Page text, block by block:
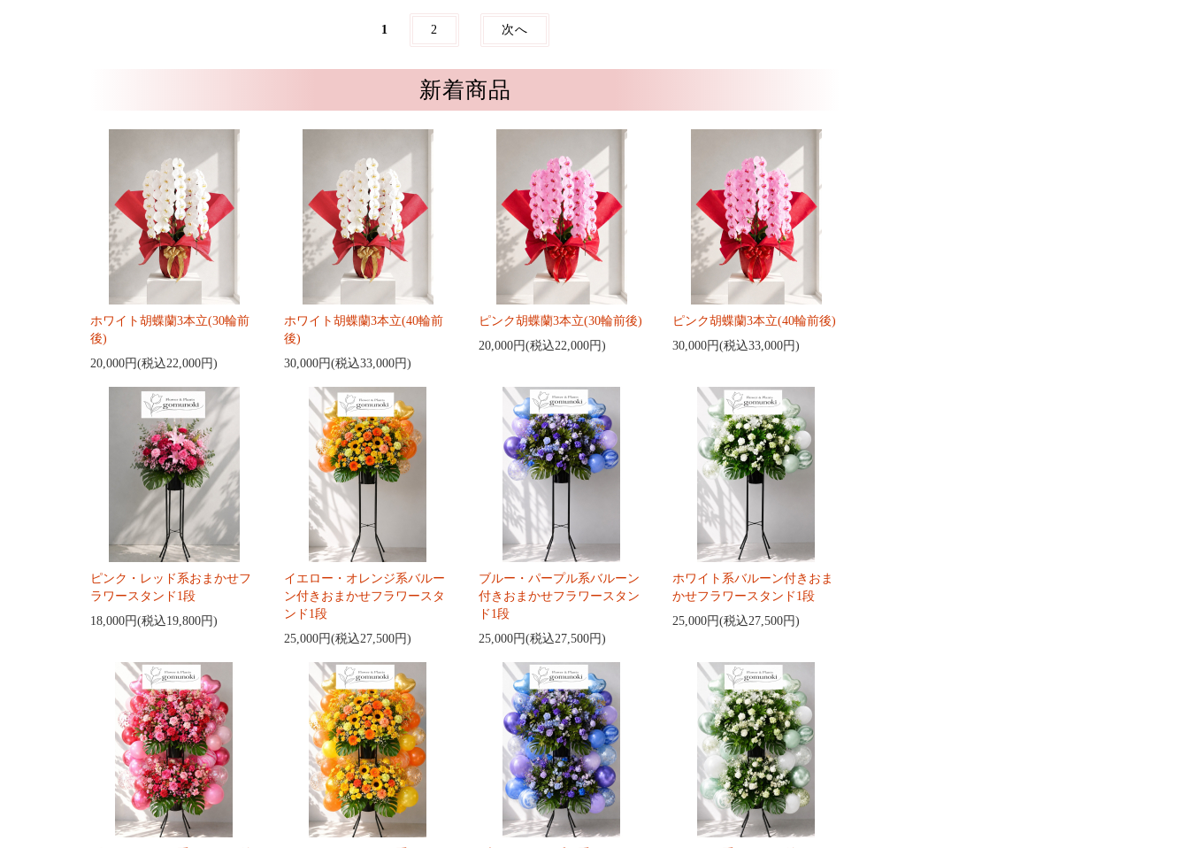
1 2 次へ
新着商品
ホワイト胡蝶蘭3本立(30輪前
後)
20,000円(税込22,000円)
ホワイト胡蝶蘭3本立(40輪前
後)
30,000円(税込33,000円)
ピンク胡蝶蘭3本立(30輪前後)
20,000円(税込22,000円)
ピンク胡蝶蘭3本立(40輪前後)
30,000円(税込33,000円)
ピンク・レッド系おまかせフ
ラワースタンド1段
18,000円(税込19,800円)
イエロー・オレンジ系バルー
ン付きおまかせフラワースタ
ンド1段
25,000円(税込27,500円)
ブルー・パープル系バルーン
付きおまかせフラワースタン
ド1段
25,000円(税込27,500円)
ホワイト系バルーン付きおま
かせフラワースタンド1段
25,000円(税込27,500円)